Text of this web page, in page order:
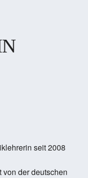
seit 2008
der deutschen